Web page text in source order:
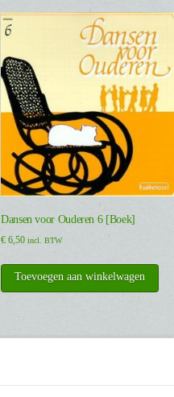
Dansen voor Ouderen 6 [Boek]
€6,50 incl. BTW
Toevoegen aan winkelwagen